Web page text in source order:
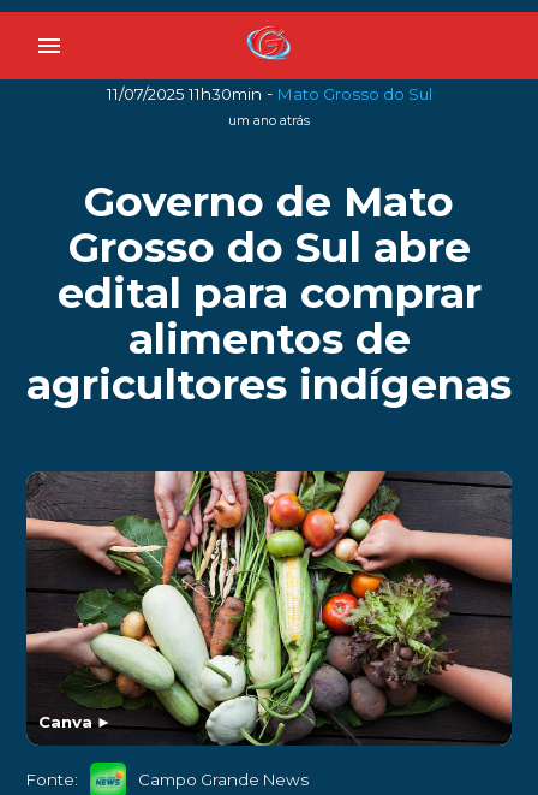
menu
11/07/2025 11h30min - Mato Grosso do Sul
um ano atrás
Governo de Mato
Grosso do Sul abre
edital para comprar
alimentos de
agricultores indígenas
Canva►
Fonte: Campo Grande News